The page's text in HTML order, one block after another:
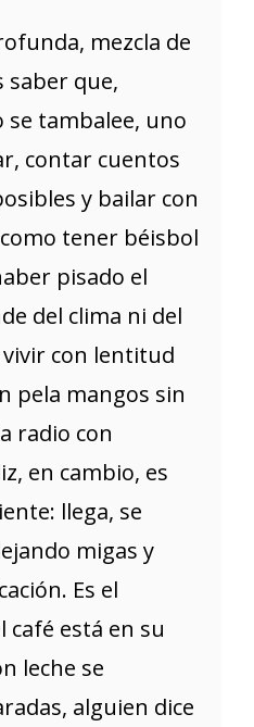
mezcla de
saber que,
tambalee, uno
contar cuentos
y bailar con
tener béisbol
pisado el
del clima ni del
con lentitud
pela mangos sin
radio con
en cambio, es
llega, se
migas y
Es el
café está en su
leche se
alguien dice